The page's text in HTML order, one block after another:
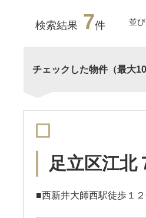
検索結果 7件 並
チェックした物件（最大
足立区江
■西新井大師西駅徒歩１